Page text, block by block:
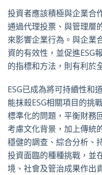
投資者應該積極與企業合
通過代理投票、與管理層
來影響企業行為。與企業
資的有效性，並促進ESG
的指標和方法，則有利於
ESG已成為將可持續性和
能抹殺ESG相關項目的挑
標準化的問題，平衡財務
考慮文化背景，加上傳統
穩健的調查、綜合分析、
投資面臨的種種挑戰，並
境、社會及管治成果作出